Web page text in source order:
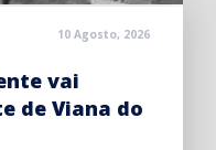
10 Agosto, 2026
vai
de Viana do